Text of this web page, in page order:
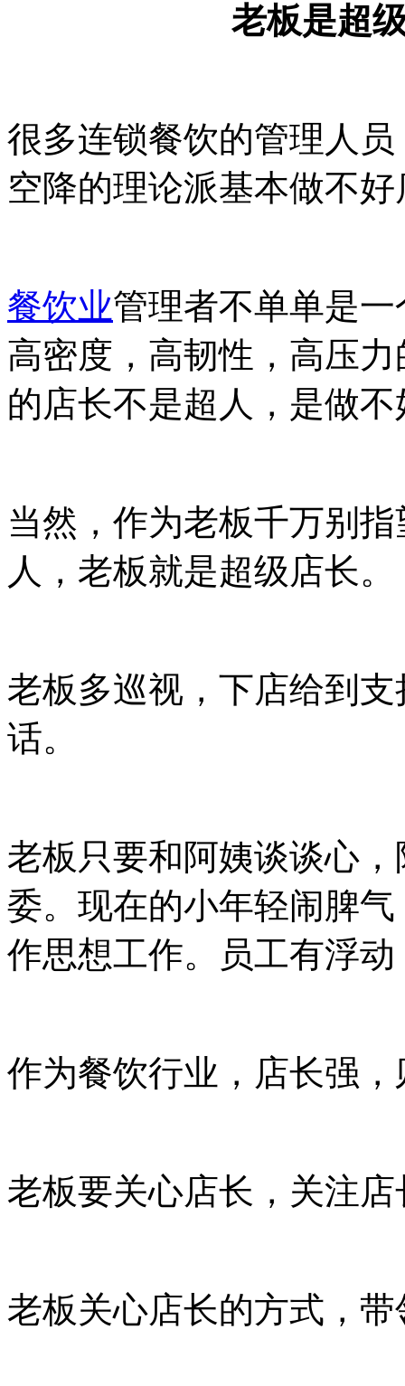
老板是超
很多连锁餐饮的管理人
空降的理论派基本做不
餐饮业管理者不单单是
高密度，高韧性，高压
的店长不是超人，是做
当然，作为老板千万别
人，老板就是超级店长。
老板多巡视，下店给到
话。
老板只要和阿姨谈谈心
委。现在的小年轻闹脾
作思想工作。员工有浮
作为餐饮行业，店长强
老板要关心店长，关注
老板关心店长的方式，